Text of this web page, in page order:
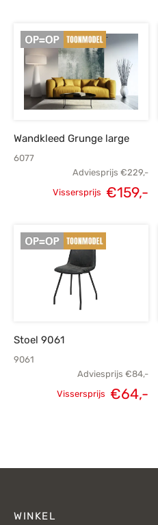
Wandkleed Grunge large
6077
Adviesprijs €229,-
prijs was:
Vissersprijs €159,-
Stoel 9061
9061
Adviesprijs €84,-
Vissersprijs €64,-
WINKEL